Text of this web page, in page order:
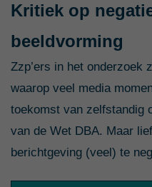
Kritiek op
beeldvorming
Zzp’ers in het onderzoek
waarop veel media
toekomst van zelfstandig
van de Wet DBA. Maar
berichtgeving (veel) te